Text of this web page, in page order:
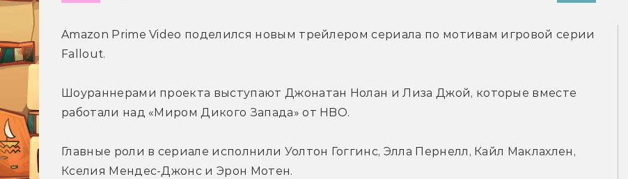
Amazon Prime Video поделился новым трейлером сериала по мотивам игровой серии
Fallout.
Шоураннерами проекта выступают Джонатан Нолан и Лиза Джой, которые вместе
работали над «Миром Дикого Запада» от HBO.
Главные роли в сериале исполнили Уолтон Гоггинс, Элла Пернелл, Кайл Маклахлен,
Кселия Мендес-Джонс и Эрон Мотен.